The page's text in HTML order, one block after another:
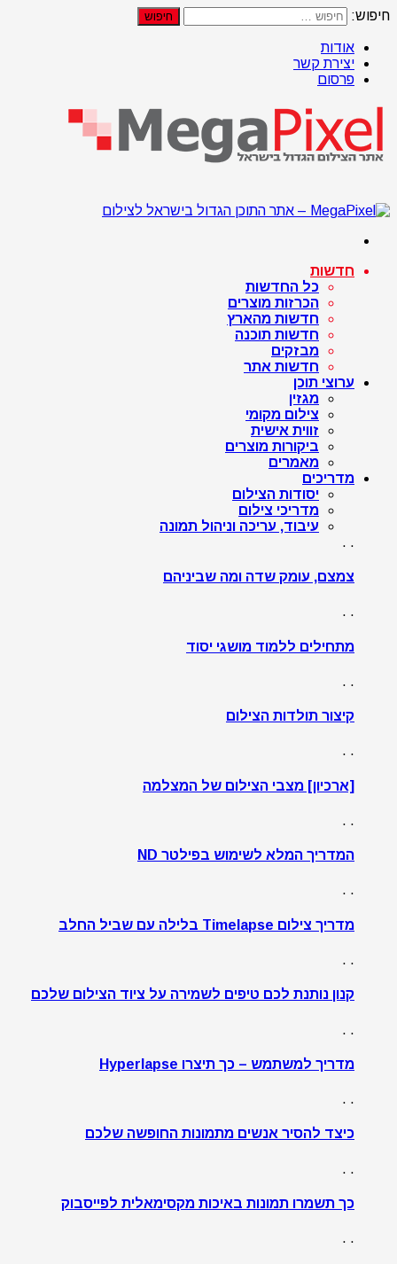
חיפוש:
אודות
יצירת קשר
פרסום
חדשות
כל החדשות
הכרזות מוצרים
חדשות מהארץ
חדשות תוכנה
מבזקים
חדשות אתר
ערוצי תוכן
מגזין
צילום מקומי
זווית אישית
ביקורות מוצרים
מאמרים
מדריכים
יסודות הצילום
מדריכי צילום
עיבוד, עריכה וניהול תמונה
. .
צמצם, עומק שדה ומה שביניהם
. .
מתחילים ללמוד מושגי יסוד
. .
קיצור תולדות הצילום
. .
[ארכיון] מצבי הצילום של המצלמה
. .
המדריך המלא לשימוש בפילטר ND
. .
מדריך צילום Timelapse בלילה עם שביל החלב
. .
קנון נותנת לכם טיפים לשמירה על ציוד הצילום שלכם
. .
מדריך למשתמש – כך תיצרו Hyperlapse
. .
כיצד להסיר אנשים מתמונות החופשה שלכם
. .
כך תשמרו תמונות באיכות מקסימאלית לפייסבוק
. .